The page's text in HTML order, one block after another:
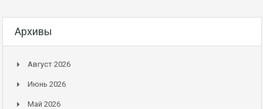
Архивы
Август 2026
Июнь 2026
Май 2026